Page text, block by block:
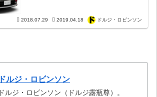
に運動性能が高い。ただ発売から既に4年
が経過してる...
2018.07.29 2019.04.18 ドルジ・ロビンソン
ドルジ・ロビンソン
ドルジ・ロビンソン（ドルジ露瓶尊）。